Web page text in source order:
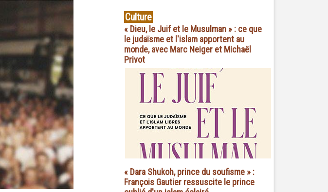
Culture
« Dieu, le Juif et le Musulman » : ce que
le judaïsme et l'islam apportent au
monde, avec Marc Neiger et Michaël
Privot
« Dara Shukoh, prince du soufisme » :
François Gautier ressuscite le prince